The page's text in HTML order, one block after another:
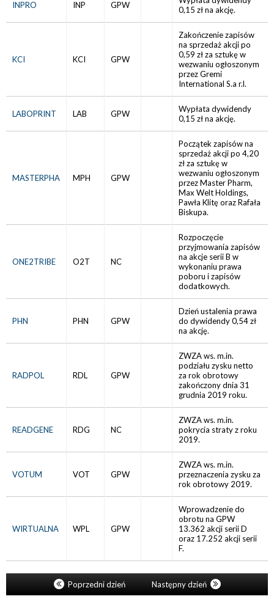
INPRO INP GPW
0,15 zł na akcję.
KCI KCI GPW
Zakończenie zapisów
na sprzedaż akcji po
0,59 zł za sztukę w
wezwaniu ogłoszonym
przez Gremi
International S.a r.l.
LABOPRINT LAB GPW
Wypłata dywidendy
0,15 zł na akcję.
MASTERPHA MPH GPW
Początek zapisów na
sprzedaż akcji po 4,20
zł za sztukę w
wezwaniu ogłoszonym
przez Master Pharm,
Max Welt Holdings,
Pawła Klitę oraz Rafała
Biskupa.
ONE2TRIBE O2T NC
Rozpoczęcie
przyjmowania zapisów
na akcje serii B w
wykonaniu prawa
poboru i zapisów
dodatkowych.
PHN PHN GPW
Dzień ustalenia prawa
do dywidendy 0,54 zł
na akcję.
RADPOL RDL GPW
ZWZA ws. m.in.
podziału zysku netto
za rok obrotowy
zakończony dnia 31
grudnia 2019 roku.
READGENE RDG NC
ZWZA ws. m.in.
pokrycia straty z roku
2019.
VOTUM VOT GPW
ZWZA ws. m.in.
przeznaczenia zysku za
rok obrotowy 2019.
WIRTUALNA WPL GPW
Wprowadzenie do
obrotu na GPW
13.362 akcji serii D
oraz 17.252 akcji serii
F.
Poprzedni dzień Następny dzień